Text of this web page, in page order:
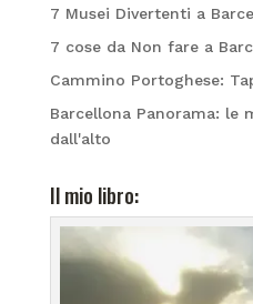
7 Musei Divertenti a
7 cose da Non fare a
Cammino Portoghese:
Barcellona Panorama: le
dall'alto
Il mio libro: